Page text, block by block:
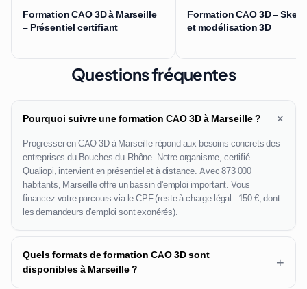
Formation CAO 3D à Marseille
– Présentiel certifiant
Formation CAO 3D –
et modélisation 3D
Questions fréquentes
Pourquoi suivre une formation CAO 3D à Marseille ? +
Progresser en CAO 3D à Marseille répond aux besoins concrets des
entreprises du Bouches-du-Rhône. Notre organisme, certifié
Qualiopi, intervient en présentiel et à distance. Avec 873 000
habitants, Marseille offre un bassin d'emploi important. Vous
financez votre parcours via le CPF (reste à charge légal : 150 €, dont
les demandeurs d'emploi sont exonérés).
Quels formats de formation CAO 3D sont
disponibles à Marseille ?
+